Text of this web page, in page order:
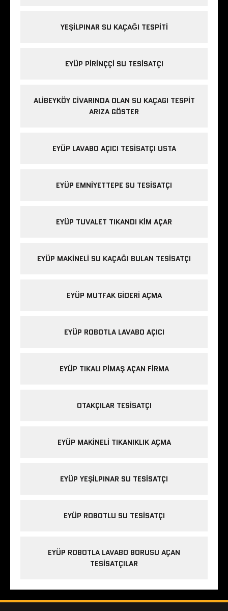
YEŞILPINAR SU KAÇAĞI TESPITI
EYÜP PIRINÇÇI SU TESISATÇI
ALIBEYKÖY CIVARINDA OLAN SU KAÇAGI TESPIT
ARIZA GÖSTER
EYÜP LAVABO AÇICI TESISATÇI USTA
EYÜP EMNIYETTEPE SU TESISATÇI
EYÜP TUVALET TIKANDI KIM AÇAR
EYÜP MAKINELI SU KAÇAĞI BULAN TESISATÇI
EYÜP MUTFAK GIDERI AÇMA
EYÜP ROBOTLA LAVABO AÇICI
EYÜP TIKALI PIMAŞ AÇAN FIRMA
OTAKÇILAR TESISATÇI
EYÜP MAKINELI TIKANIKLIK AÇMA
EYÜP YEŞILPINAR SU TESISATÇI
EYÜP ROBOTLU SU TESISATÇI
EYÜP ROBOTLA LAVABO BORUSU AÇAN
TESISATÇILAR